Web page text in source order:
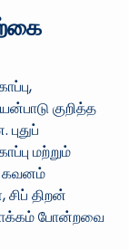
குறித்த
மற்றும்
கவனம்
திறன்
போன்றவை